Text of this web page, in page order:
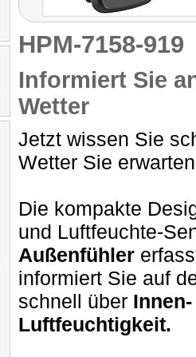
HPM-7158-
Informiert Sie
Wetter
Jetzt wissen Sie
Wetter Sie
Die kompakte
und Luftfeuchte-
Außenfühler
informiert Sie auf
schnell über
Luftfeuchtigkeit.